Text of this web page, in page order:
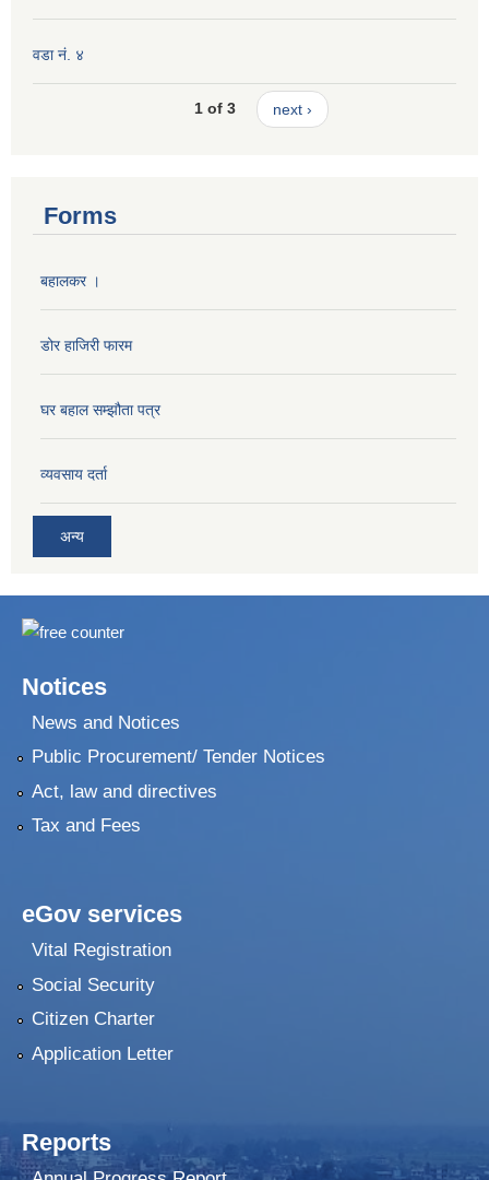
वडा नं. ४
1 of 3 next ›
Forms
बहालकर ।
डोर हाजिरी फारम
घर बहाल सम्झौता पत्र
व्यवसाय दर्ता
अन्य
Notices
News and Notices
Public Procurement/ Tender Notices
Act, law and directives
Tax and Fees
eGov services
Vital Registration
Social Security
Citizen Charter
Application Letter
Reports